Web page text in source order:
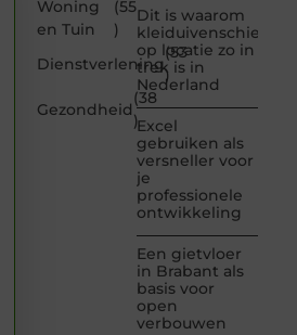
Woning
en Tuin
(55
)
Dienstverlening
(53
)
Gezondheid
(38
)
Dit is waarom
kleiduivenschieten
op locatie zo in
trek is in
Nederland
Excel
gebruiken als
versneller voor
je
professionele
ontwikkeling
Een gietvloer
in Brabant als
basis voor
open
verbouwen